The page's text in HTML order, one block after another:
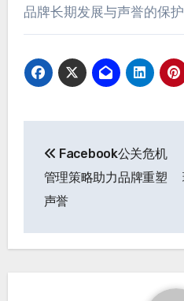
品牌长期发展与声誉的保护
章
导
航
Facebook公关危机
管理策略助力品牌重塑
声誉